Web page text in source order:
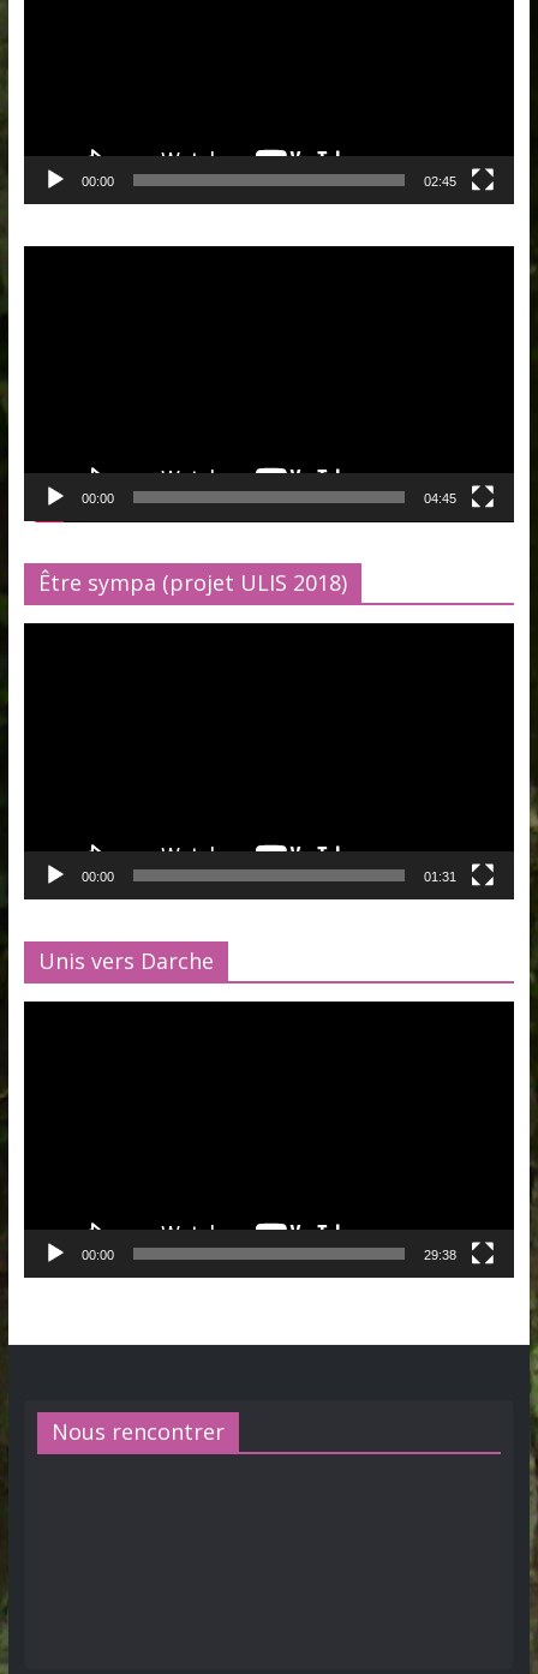
00:00 02:45
00:00 04:45
Être sympa (projet ULIS 2018)
00:00 01:31
Unis vers Darche
00:00 29:38
Nous rencontrer